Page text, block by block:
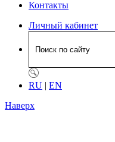
Контакты
Личный кабинет
RU | EN
Наверх